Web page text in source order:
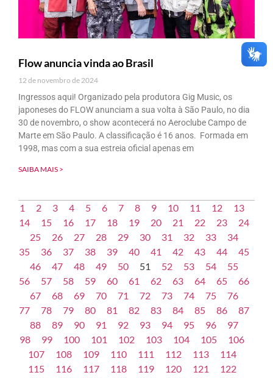
Flow anuncia vinda ao Brasil
12 de novembro de 2024
Ingressos aqui! Organizado pela produtora Gig Music, os
japoneses do FLOW anunciam a sua volta à São Paulo, no dia
30 de novembro, o show acontecerá no Aeroclube Campo de
Marte em São Paulo. A classificação é 16 anos. Formada em
1998, mas com a sua estreia oficial apenas em
SAIBA MAIS >
1 2 3 4 5 6 7 8 9 10 11 12
13
14
15 16 17 18 19 20 21 22 23
24
25
26 27 28 29 30 31 32 33
34
35
36 37 38 39 40 41 42 43 44
45
46
47 48 49 50 51 52 53 54
55
56
57 58 59 60 61 62 63 64 65
66
67
68 69 70 71 72 73 74 75
76
77
78 79 80 81 82 83 84 85 86
87
88
89 90 91 92 93 94 95 96
97
98
99 100 101 102 103 104 105
106
107
108 109 110 111 112 113
114
115
116 117 118 119 120 121
122